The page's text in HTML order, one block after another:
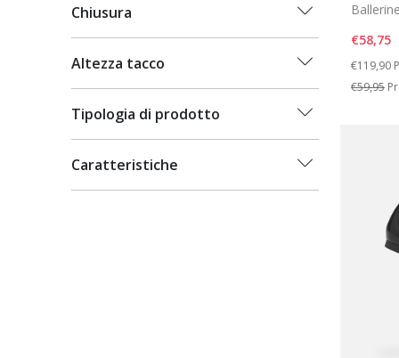
Chiusura
Altezza tacco
Tipologia di prodotto
Caratteristiche
€58,75
Price
€119,90
€59,95